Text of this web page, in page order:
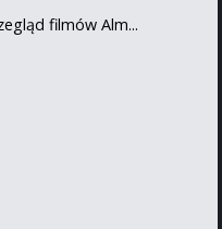
filmów Alm...